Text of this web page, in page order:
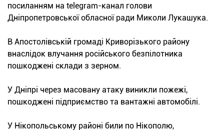
посиланням на telegram-канал голови
Дніпропетровської обласної ради Миколи Лукашука.
В Апостолівській громаді Криворізького району
внаслідок влучання російського безпілотника
пошкоджені склади з зерном.
У Дніпрі через масовану атаку виникли пожежі,
пошкоджені підприємство та вантажні автомобілі.
У Нікопольському районі били по Нікополю,